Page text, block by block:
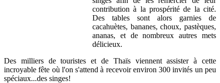
contribution à la prospérité de la cité.
Des tables sont alors garnies de
cacahuètes, bananes, choux, pastèques,
ananas, et de nombreux autres mets
délicieux.
Des milliers de touristes et de Thaïs viennent assister à cette
incroyable fête où l'on s'attend à recevoir environ 300 invités un peu
spéciaux...des singes!